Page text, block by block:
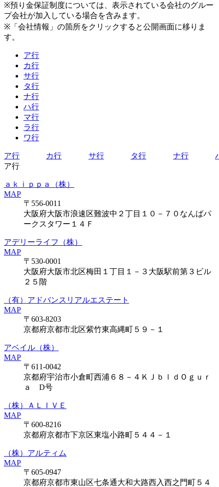
※預り金保証制度については、表示されている会社のグルー
プ会社が加入している場合を含みます。
※「会社情報」の箇所をクリックすると公開画面に移りま
す。
ア行
カ行
サ行
タ行
ナ行
ハ行
マ行
ラ行
ワ行
ア行 カ行 サ行 タ行 ナ行
ア行
ａｋｉｐｐａ（株）
MAP
〒556-0011
大阪府大阪市浪速区難波中２丁目１０－７０なんばパ
ークスタワー１４Ｆ
アデリーライフ（株）
MAP
〒530-0001
大阪府大阪市北区梅田１丁目１－３大阪駅前第３ビル
２５階
（有）アドバンスリアルエステート
MAP
〒603-8203
京都府京都市北区紫竹東高縄町５９－１
アベイル（株）
MAP
〒611-0042
京都府宇治市小倉町西浦６８－４ＫＪｂｌｄＯｇｕｒ
ａ D号
（株）ＡＬＩＶＥ
MAP
〒600-8216
京都府京都市下京区東塩小路町５４４－１
（株）アルティム
MAP
〒605-0947
京都府京都市東山区七条通大和大路西入西之門町５４